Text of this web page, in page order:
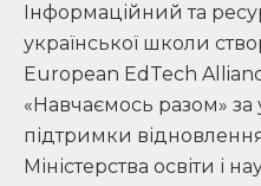
Інформаційний та
української школи
European EdTech
«Навчаємось разом» за
підтримки
Міністерства освіти і